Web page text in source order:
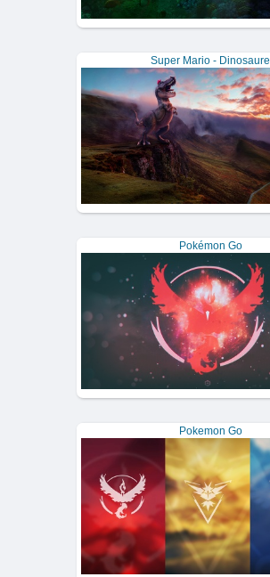
Super Mario - Dinosaure
Pokémon Go
Pokemon Go